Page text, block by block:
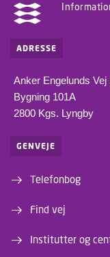
ADRESSE
Anker Engelunds Vej
Bygning 101A
2800 Kgs. Lyngby
GENVEJE
Telefonbog
Find vej
Institutter og